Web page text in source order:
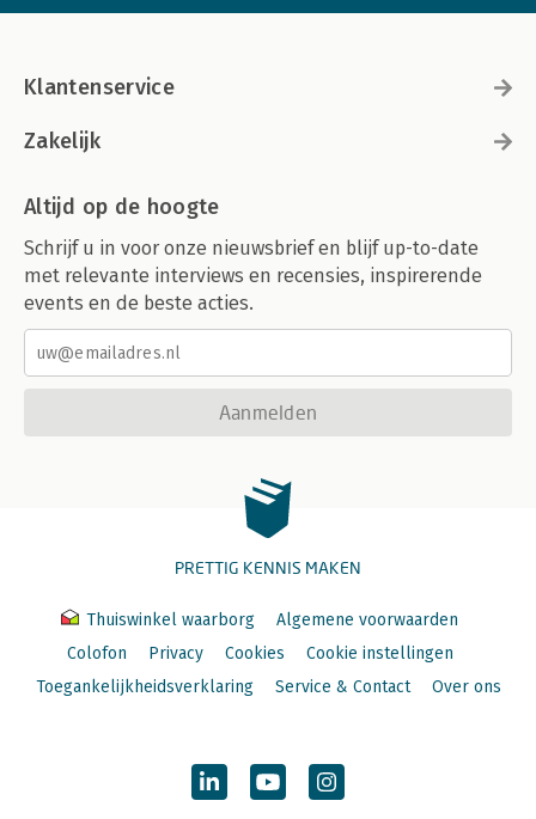
Klantenservice
Zakelijk
Altijd op de hoogte
Schrijf u in voor onze nieuwsbrief en blijf up-to-date
met relevante interviews en recensies, inspirerende
events en de beste acties.
Aanmelden
PRETTIG KENNIS MAKEN
Thuiswinkel waarborg
Algemene voorwaarden
Colofon
Privacy Cookies
Cookie instellingen
Toegankelijkheidsverklaring
Service & Contact Over ons